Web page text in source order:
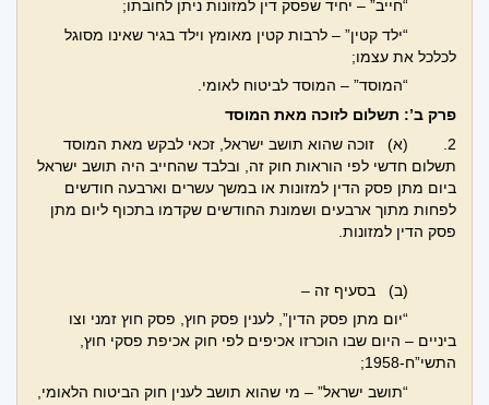
“חייב” – יחיד שפסק דין למזונות ניתן לחובתו;
“ילד קטין” – לרבות קטין מאומץ וילד בגיר שאינו מסוגל
לכלכל את עצמו;
“המוסד” – המוסד לביטוח לאומי.
פרק ב’: תשלום לזוכה מאת המוסד
2.
(א) זוכה שהוא תושב ישראל, זכאי לבקש מאת המוסד
תשלום חדשי לפי הוראות חוק זה, ובלבד שהחייב היה תושב ישראל
ביום מתן פסק הדין למזונות או במשך עשרים וארבעה חודשים
לפחות מתוך ארבעים ושמונת החודשים שקדמו בתכוף ליום מתן
פסק הדין למזונות.
(ב) בסעיף זה –
“יום מתן פסק הדין”, לענין פסק חוץ, פסק חוץ זמני וצו
ביניים – היום שבו הוכרזו אכיפים לפי חוק אכיפת פסקי חוץ,
התשי”ח-1958;
“תושב ישראל” – מי שהוא תושב לענין חוק הביטוח הלאומי,